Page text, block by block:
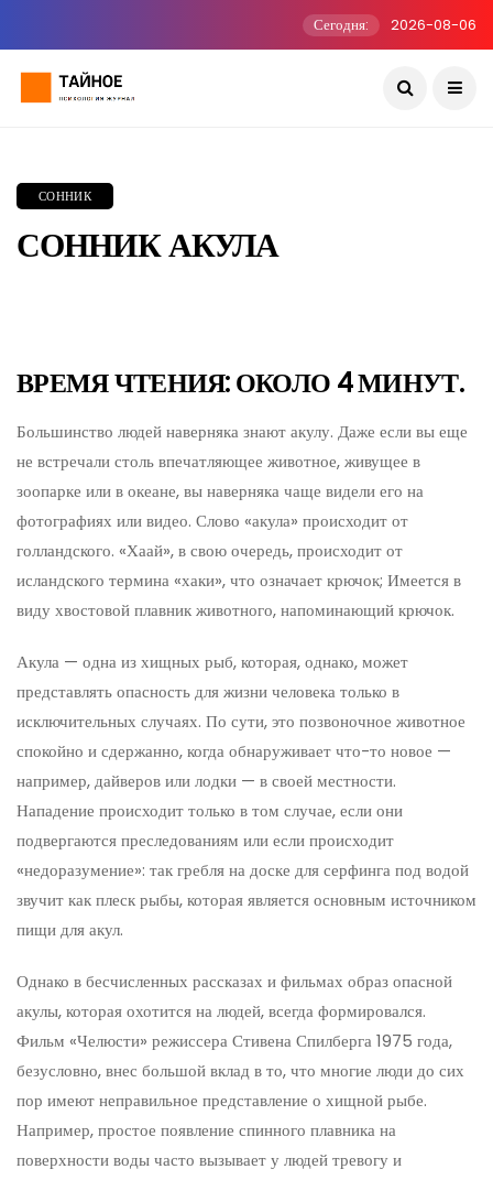
Сегодня: 2026-08-06
СОННИК
СОННИК АКУЛА
ВРЕМЯ ЧТЕНИЯ: ОКОЛО 4 МИНУТ.
Большинство людей наверняка знают акулу. Даже если вы еще
не встречали столь впечатляющее животное, живущее в
зоопарке или в океане, вы наверняка чаще видели его на
фотографиях или видео. Слово «акула» происходит от
голландского. «Хаай», в свою очередь, происходит от
исландского термина «хаки», что означает крючок; Имеется в
виду хвостовой плавник животного, напоминающий крючок.
Акула — одна из хищных рыб, которая, однако, может
представлять опасность для жизни человека только в
исключительных случаях. По сути, это позвоночное животное
спокойно и сдержанно, когда обнаруживает что-то новое —
например, дайверов или лодки — в своей местности.
Нападение происходит только в том случае, если они
подвергаются преследованиям или если происходит
«недоразумение»: так гребля на доске для серфинга под водой
звучит как плеск рыбы, которая является основным источником
пищи для акул.
Однако в бесчисленных рассказах и фильмах образ опасной
акулы, которая охотится на людей, всегда формировался.
Фильм «Челюсти» режиссера Стивена Спилберга 1975 года,
безусловно, внес большой вклад в то, что многие люди до сих
пор имеют неправильное представление о хищной рыбе.
Например, простое появление спинного плавника на
поверхности воды часто вызывает у людей тревогу и